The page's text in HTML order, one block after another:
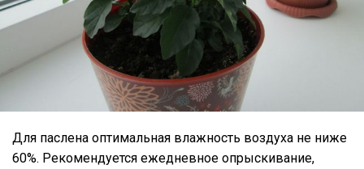
Для паслена оптимальная влажность воздуха не ниже
60%. Рекомендуется ежедневное опрыскивание,